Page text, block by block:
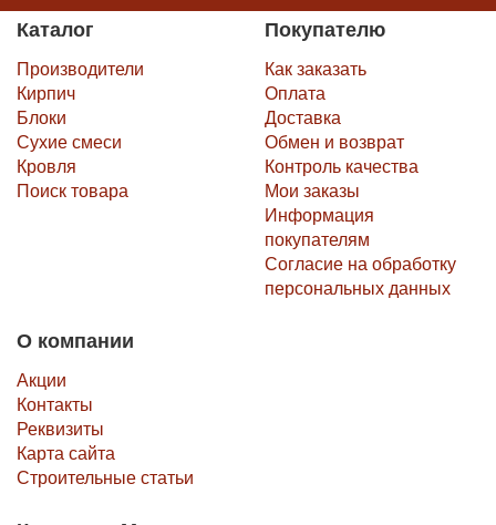
Каталог
Производители
Кирпич
Блоки
Сухие смеси
Кровля
Поиск товара
Покупателю
Как заказать
Оплата
Доставка
Обмен и возврат
Контроль качества
Мои заказы
Информация
покупателям
Согласие на обработку
персональных данных
О компании
Акции
Контакты
Реквизиты
Карта сайта
Строительные статьи